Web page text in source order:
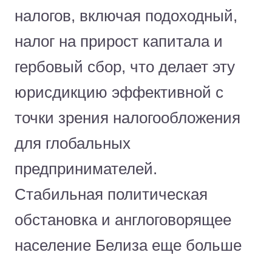
налогов, включая подоходный,
налог на прирост капитала и
гербовый сбор, что делает эту
юрисдикцию эффективной с
точки зрения налогообложения
для глобальных
предпринимателей.
Стабильная политическая
обстановка и англоговорящее
население Белиза еще больше